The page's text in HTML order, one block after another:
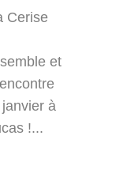
Cerise
et
à
!...